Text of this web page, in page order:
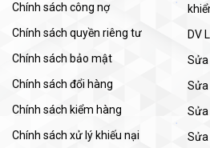
Chính sách công nợ
Chính sách quyền riêng tư
Chính sách bảo mật
Chính sách đổi hàng
Chính sách kiểm hàng
Chính sách xử lý khiếu nại
DV
Sửa
Sửa
Sửa
Sửa